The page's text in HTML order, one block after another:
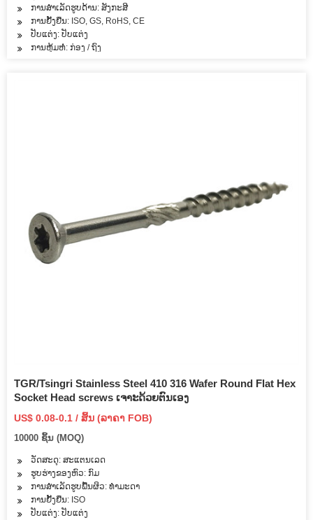
ການສໍາເລັດຮູບດ້ານ: ສັງກະສີ
ການຢັ້ງຢືນ: ISO, GS, RoHS, CE
ປັບແຕ່ງ: ປັບແຕ່ງ
ການຫຸ້ມຫໍ່: ກ່ອງ / ຖົງ
TGR/Tsingri Stainless Steel 410 316 Wafer Round Flat Hex
Socket Head screws ເຈາະດ້ວຍຕົນເອງ
US$ 0.08-0.1 / ສິ້ນ (ລາຄາ FOB)
10000 ຊິ້ນ (MOQ)
ວັດສະດຸ: ສະແຕນເລດ
ຮູບຮ່າງຂອງຫົວ: ກົມ
ການສໍາເລັດຮູບພື້ນຜິວ: ທໍາມະດາ
ການຢັ້ງຢືນ: ISO
ປັບແຕ່ງ: ປັບແຕ່ງ